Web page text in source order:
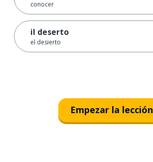
conocer
il deserto
el desierto
Empezar la lección